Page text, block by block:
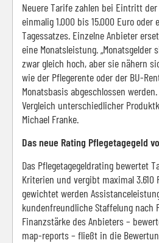
Neuere Tarife zahlen bei Eintritt
einmalig 1.000 bis 15.000 Euro oder
Tagessatzes. Einzelne Anbieter
eine Monatsleistung.
zwar gleich hoch, aber sie nähern
wie der Pflegerente oder der BU-
Monatsbasis abgeschlossen
Vergleich unterschiedlicher
Michael Franke.
Das neue Rating Pflegetagegeld
Das Pflegetagegeldrating bewertet
Kriterien und vergibt maximal 3.610
gewichtet werden
kundenfreundliche Staffelung nach
Finanzstärke des Anbieters –
map-reports – fließt in die